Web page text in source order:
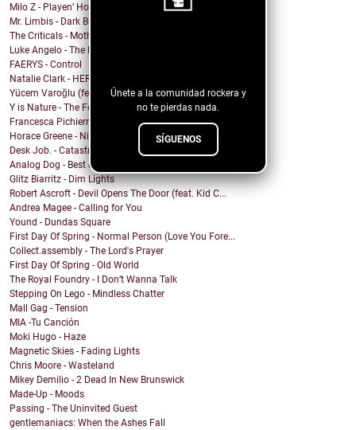
Únete a la comunidad rockera y
no te pierdas nada.
SÍGUENOS
Milo Z - Playen’ Hookie
Mr. Limbis - Dark Butterfly
The Criticals - Mother of Style
Luke Angelo - The Pool
FAERYS - Control
Natalie Clark - HERE
Yücem Varoğlu (feat. Jam and the Benzos) - Gimme G...
Y is Nature - The Fool
Francesca Pichierri - Sperarci Due Eroi
Horace Greene - Nighttime Boi
Desk Job. - Catastrophe
Analog Dog - Best of Me
Glitz Biarritz - Dim Lights
Robert Ascroft - Devil Opens The Door (feat. Kid C...
Andrea Magee - Calling for You
Yound - Dundas Square
First Day Of Spring - Normal Person (Love You Fore...
Collect.assembly - The Lord's Prayer
First Day Of Spring - Old World
The Royal Foundry - I Don’t Wanna Talk
Stepping On Lego - Mindless Chatter
Mall Gag - Tension
MIA -Tu Canción
Moki Hugo - Haze
Magnetic Skies - Fading Lights
Chris Moore - Wasteland
Mikey Demilio - 2 Dead In New Brunswick
Made-Up - Moods
Passing - The Uninvited Guest
gentlemaniacs: When the Ashes Fall